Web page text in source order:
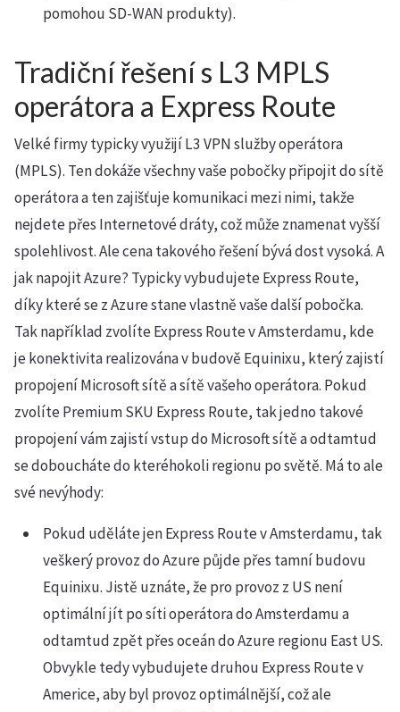
pomohou SD-WAN produkty).
Tradiční řešení s L3 MPLS
operátora a Express Route
Velké firmy typicky využijí L3 VPN služby operátora
(MPLS). Ten dokáže všechny vaše pobočky připojit do sítě
operátora a ten zajišťuje komunikaci mezi nimi, takže
nejdete přes Internetové dráty, což může znamenat vyšší
spolehlivost. Ale cena takového řešení bývá dost vysoká. A
jak napojit Azure? Typicky vybudujete Express Route,
díky které se z Azure stane vlastně vaše další pobočka.
Tak například zvolíte Express Route v Amsterdamu, kde
je konektivita realizována v budově Equinixu, který zajistí
propojení Microsoft sítě a sítě vašeho operátora. Pokud
zvolíte Premium SKU Express Route, tak jedno takové
propojení vám zajistí vstup do Microsoft sítě a odtamtud
se doboucháte do kteréhokoli regionu po světě. Má to ale
své nevýhody:
Pokud uděláte jen Express Route v Amsterdamu, tak
veškerý provoz do Azure půjde přes tamní budovu
Equinixu. Jistě uznáte, že pro provoz z US není
optimální jít po síti operátora do Amsterdamu a
odtamtud zpět přes oceán do Azure regionu East US.
Obvykle tedy vybudujete druhou Express Route v
Americe, aby byl provoz optimálnější, což ale